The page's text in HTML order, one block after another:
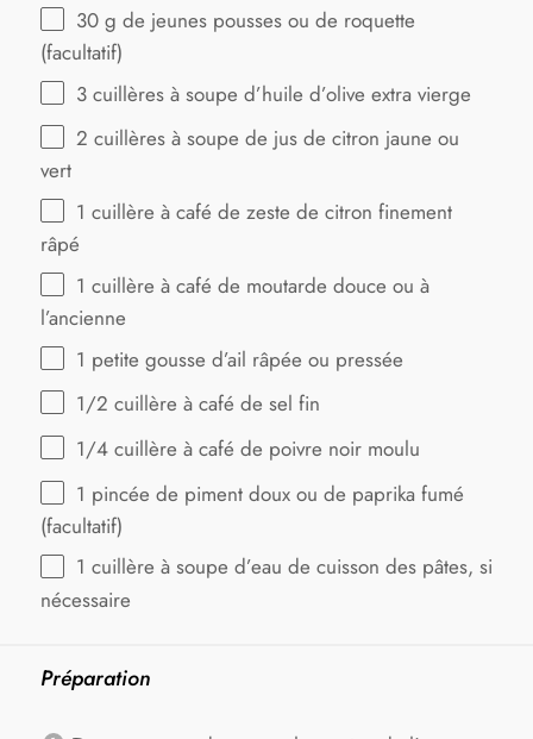
30 g de jeunes pousses ou de roquette
(facultatif)
3 cuillères à soupe d’huile d’olive extra vierge
2 cuillères à soupe de jus de citron jaune ou
vert
1 cuillère à café de zeste de citron finement
râpé
1 cuillère à café de moutarde douce ou à
l’ancienne
1 petite gousse d’ail râpée ou pressée
1/2 cuillère à café de sel fin
1/4 cuillère à café de poivre noir moulu
1 pincée de piment doux ou de paprika fumé
(facultatif)
1 cuillère à soupe d’eau de cuisson des pâtes, si
nécessaire
Préparation